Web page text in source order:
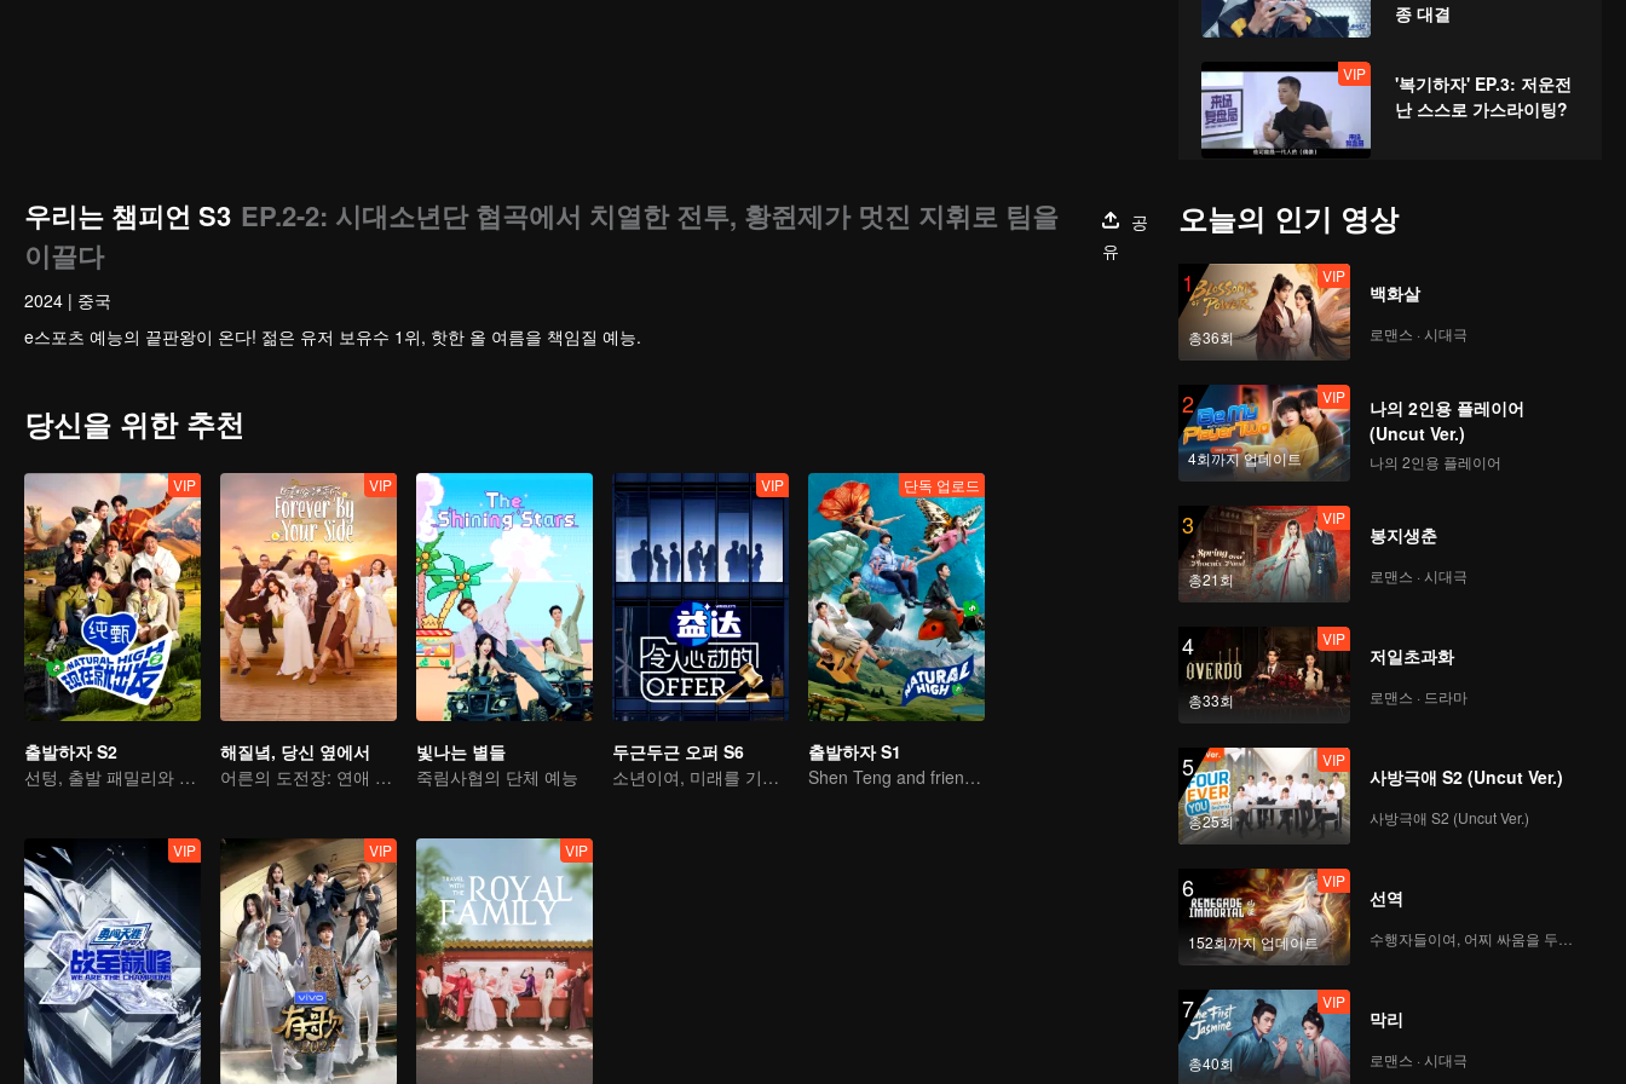
종 대결
VIP
'복기하자' EP.3: 저운전
난 스스로 가스라이팅?
'협곡의 꼴찌왕' EP.2: 영
웅 COSPLAY한 정소 vs
EP.3-1: 임경신 넘치는
EP.3-2: 머쓱머쓱~저우
커위가 '잘자요 아가씨'
EP.3-3: 대항전 시작! 저
VIP
'복기하자' EP.4: 쥬저가
VIP
'협곡의 꼴찌왕' EP.3: 린
겅신, 푸이싱 '대표와 비
EP.4-1: 린겅신 과부하,
EP.4-2: 왕카이 '협곡에
우리는 챔피언 S3 EP.2-2: 시대소년단 협곡에서 치열한 전투, 황쥔제가 멋진 지휘로 팀을
이끌다
공
유
2024 | 중국
e스포츠 예능의 끝판왕이 온다! 젊은 유저 보유수 1위, 핫한 올 여름을 책임질 예능.
당신을 위한 추천
VIP
출발하자 S2
선텅, 출발 패밀리와 함께 충만한 에너지로 복귀
VIP
해질녘, 당신 옆에서
어른의 도전장: 연애 예능에 떨어진 그들
빛나는 별들
죽림사협의 단체 예능
VIP
두근두근 오퍼 S6
소년이여, 미래를 기대하라
단독 업로드
출발하자 S1
Shen Teng and friends' happy outing
VIP VIP VIP
오늘의 인기 영상
1
총36회
VIP
백화살
로맨스 · 시대극
2
4회까지 업데이트
VIP
나의 2인용 플레이어
(Uncut Ver.)
나의 2인용 플레이어
3
총21회
VIP
봉지생춘
로맨스 · 시대극
4
총33회
VIP
저일초과화
로맨스 · 드라마
5
총25회
VIP
사방극애 S2 (Uncut Ver.)
사방극애 S2 (Uncut Ver.)
6
152회까지 업데이트
VIP
선역
7
총40회
VIP
막리
로맨스 · 시대극